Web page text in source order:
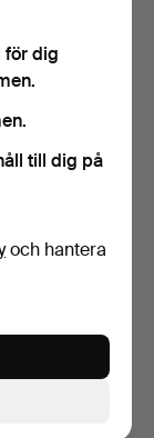
nyrokoko,
senare h…
för dig
till dig på
och hantera